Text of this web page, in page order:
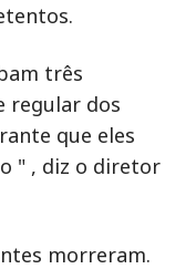
três
regular dos
que eles
" , diz o diretor
morreram.